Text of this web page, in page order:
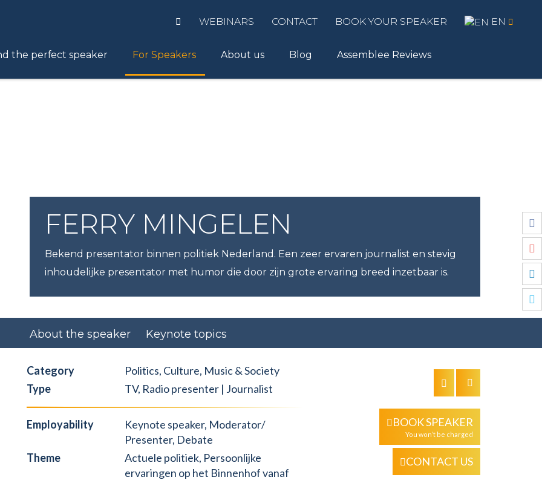
WEBINARS CONTACT BOOK YOUR SPEAKER EN
the perfect speaker For Speakers About us Blog Assemblee Reviews
About the speaker
Keynote topics
FERRY MINGELEN
Bekend presentator binnen politiek Nederland. Een zeer ervaren journalist en stevig
inhoudelijke presentator met humor die door zijn grote ervaring breed inzetbaar is.
BOOK SPEAKER
You won’t be charged
CONTACT US
Category
Politics, Culture, Music & Society
Type
TV, Radio presenter | Journalist
Employability
Keynote speaker, Moderator/
Presenter, Debate
Theme
Actuele politiek, Persoonlijke
ervaringen op het Binnenhof vanaf